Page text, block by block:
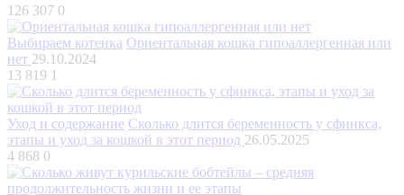
126 307 0
Выбираем котенка Ориентальная кошка гипоаллергенная или
нет 29.10.2024
13 819 1
Уход и содержание Сколько длится беременность у сфинкса,
этапы и уход за кошкой в этот период 26.05.2025
4 868 0